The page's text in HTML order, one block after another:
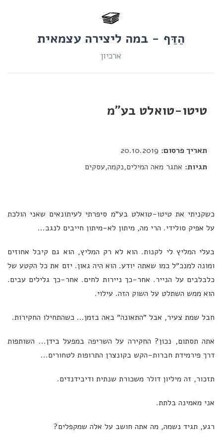
הַדַּף - במה ליצירה עצמאית
ארכיון
טיטו-טואלט בע״מ
תאריך פרסום:
תגיות: אתגר מאה המילים,נקמה,עסקים
כשקניתי את טיטו-טואלט בע״מ סיפרתי לעיתונאים שאני הולכת
על אפיק סולידי. הרי מה, מיתון לא-מיתון חייבים לנגב...
בעלי המליץ לי לקנות. הוא לא רק המליץ, הוא גם קיבל אחוזים
ומונה למנכ״ל כמו שאתה יודע. הוא היה גאון. יזם את כל הקטע של
כלבלבים על הנייר. אחר-כך ניירות לחים. אחר-כך גלילים עבים.
הוא ממש השתלט על השוק הזה. עילוי.
חבל שמת צעיר, אבל ״התאונה״ באה בזמן... כשהתחילו החקירות.
אתה תסתום, נכון? החקירה על השריפה במפעל בידן... השותפות
דרך פירמידת חברות-הקש בקונצרן התרופות לטחורים...
תזכור, זה מיליון דולר משכורת שנתית ודיבידנדים.
אני מאמינה בלתת.
רגע, תגיד נשמה, מה אתה חושב על אלה שמקפלים?